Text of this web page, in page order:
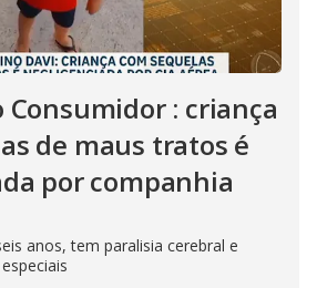
: criança
de maus tratos é
por companhia
anos, tem paralisia cerebral e